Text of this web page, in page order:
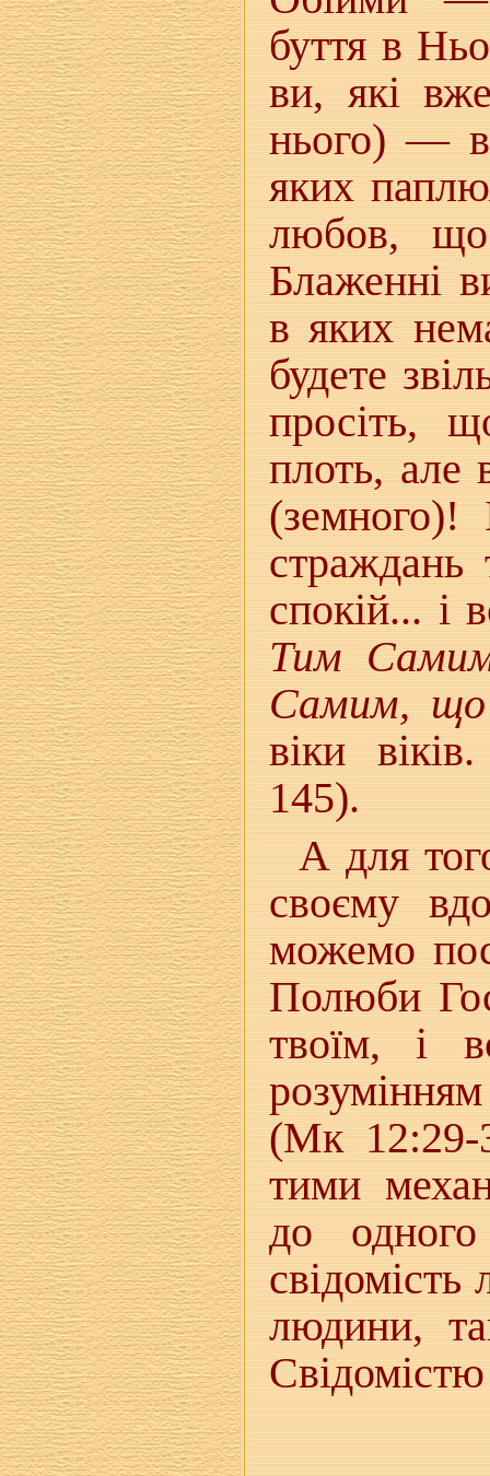
буття в
ви, які
нього) —
яких
любов,
Блаженні
в яких
будете
просіть,
плоть, але
спокій... і
Тим
Самим,
віки
145).
А для
своєму
можемо
Полюби
твоїм, і
(Мк 12:29-
тими
до
людини,